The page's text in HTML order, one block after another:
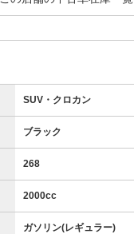
SUV・クロカン
ブラック
268
2000cc
ガソリン(レギュラー)